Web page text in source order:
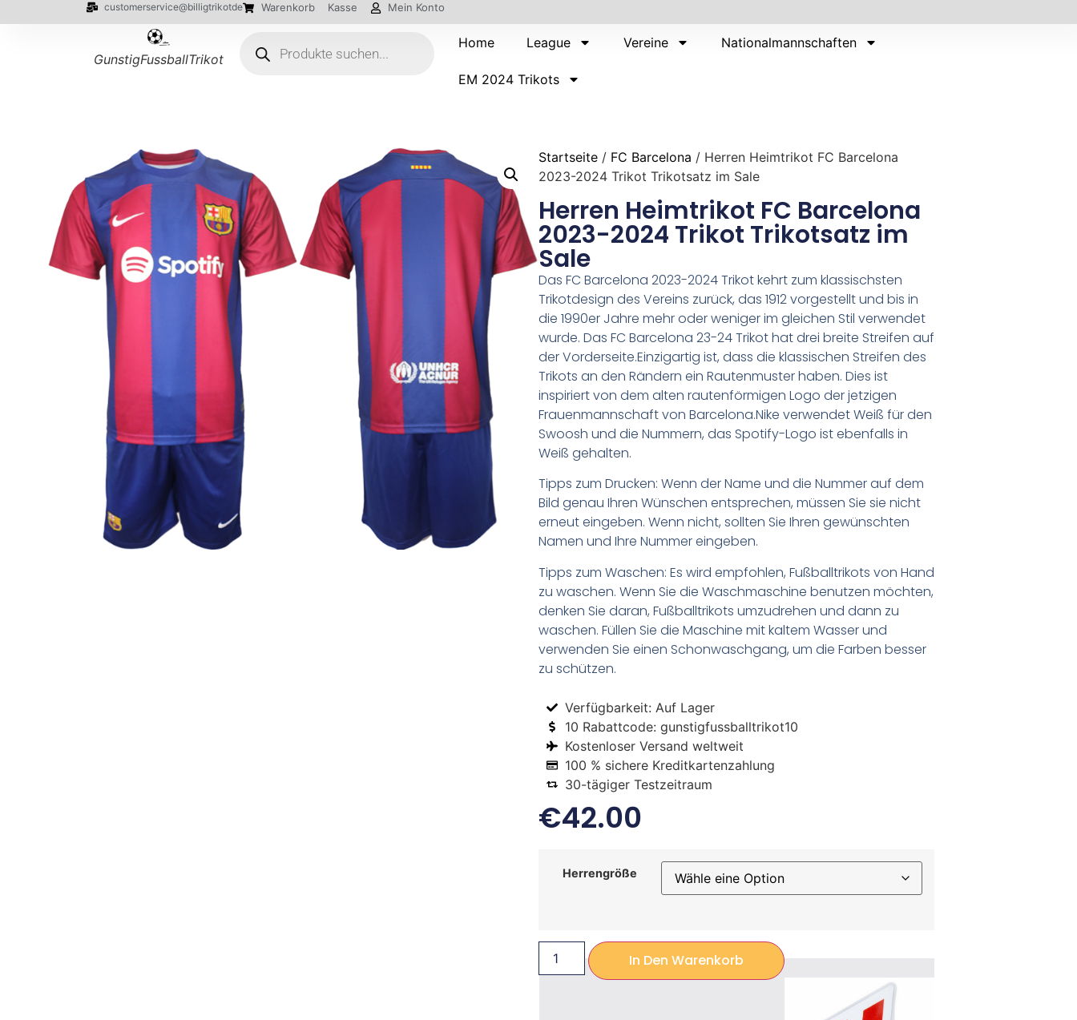
customerservice@billigtrikotde Warenkorb Kasse Mein Konto
GunstigFussballTrikot
Home League Vereine Nationalmannschaften
EM 2024 Trikots
Startseite / FC Barcelona / Herren Heimtrikot FC Barcelona
2023-2024 Trikot Trikotsatz im Sale
Herren Heimtrikot FC Barcelona
2023-2024 Trikot Trikotsatz im
Sale
Das FC Barcelona 2023-2024 Trikot kehrt zum klassischsten
Trikotdesign des Vereins zurück, das 1912 vorgestellt und bis in
die 1990er Jahre mehr oder weniger im gleichen Stil verwendet
wurde. Das FC Barcelona 23-24 Trikot hat drei breite Streifen auf
der Vorderseite.Einzigartig ist, dass die klassischen Streifen des
Trikots an den Rändern ein Rautenmuster haben. Dies ist
inspiriert von dem alten rautenförmigen Logo der jetzigen
Frauenmannschaft von Barcelona.Nike verwendet Weiß für den
Swoosh und die Nummern, das Spotify-Logo ist ebenfalls in
Weiß gehalten.
Tipps zum Drucken: Wenn der Name und die Nummer auf dem
Bild genau Ihren Wünschen entsprechen, müssen Sie sie nicht
erneut eingeben. Wenn nicht, sollten Sie Ihren gewünschten
Namen und Ihre Nummer eingeben.
Tipps zum Waschen: Es wird empfohlen, Fußballtrikots von Hand
zu waschen. Wenn Sie die Waschmaschine benutzen möchten,
denken Sie daran, Fußballtrikots umzudrehen und dann zu
waschen. Füllen Sie die Maschine mit kaltem Wasser und
verwenden Sie einen Schonwaschgang, um die Farben besser
zu schützen.
Verfügbarkeit: Auf Lager
10 Rabattcode: gunstigfussballtrikot10
Kostenloser Versand weltweit
100 % sichere Kreditkartenzahlung
30-tägiger Testzeitraum
€42.00
Herrengröße
In Den Warenkorb